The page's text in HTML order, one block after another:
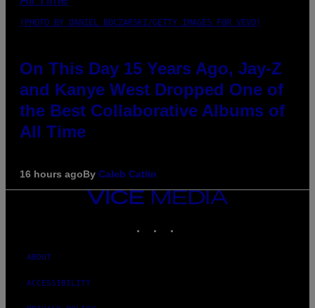
(PHOTO BY DANIEL BOCZARSKI/GETTY IMAGES FOR VEVO)
On This Day 15 Years Ago, Jay-Z
and Kanye West Dropped One of
the Best Collaborative Albums of
All Time
16 hours agoBy Caleb Catlin
VICE
MEDIA
ABOUT
ACCESSIBILITY